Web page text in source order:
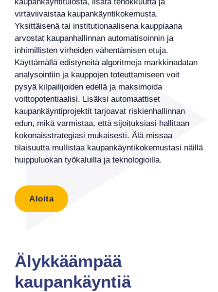
kaupankäyntitulosta, lisätä tehokkuutta ja
virtaviivaistaa kaupankäyntikokemusta.
Yksittäisenä tai institutionaalisena kauppiaana
arvostat kaupanhallinnan automatisoinnin ja
inhimillisten virheiden vähentämisen etuja.
Käyttämällä edistyneitä algoritmeja markkinadatan
analysointiin ja kauppojen toteuttamiseen voit
pysyä kilpailijoiden edellä ja maksimoida
voittopotentiaalisi. Lisäksi automaattiset
kaupankäyntiprojektit tarjoavat riskienhallinnan
edun, mikä varmistaa, että sijoituksiasi hallitaan
kokonaisstrategiasi mukaisesti. Älä missaa
tilaisuutta mullistaa kaupankäyntikokemustasi näillä
huippuluokan työkaluilla ja teknologioilla.
Aloita
Älykkäämpää
kaupankäyntiä